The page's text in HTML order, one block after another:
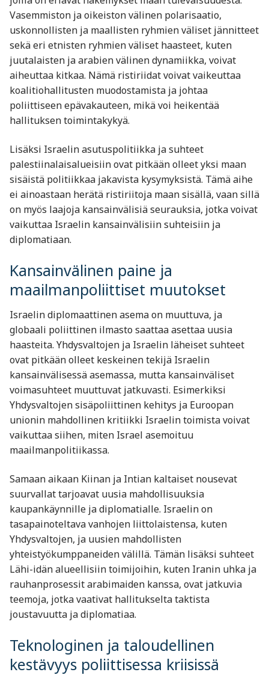
Vasemmiston ja oikeiston välinen polarisaatio,
uskonnollisten ja maallisten ryhmien väliset jännitteet
sekä eri etnisten ryhmien väliset haasteet, kuten
juutalaisten ja arabien välinen dynamiikka, voivat
aiheuttaa kitkaa. Nämä ristiriidat voivat vaikeuttaa
koalitiohallitusten muodostamista ja johtaa
poliittiseen epävakauteen, mikä voi heikentää
hallituksen toimintakykyä.
Lisäksi Israelin asutuspolitiikka ja suhteet
palestiinalaisalueisiin ovat pitkään olleet yksi maan
sisäistä politiikkaa jakavista kysymyksistä. Tämä aihe
ei ainoastaan herätä ristiriitoja maan sisällä, vaan sillä
on myös laajoja kansainvälisiä seurauksia, jotka voivat
vaikuttaa Israelin kansainvälisiin suhteisiin ja
diplomatiaan.
Kansainvälinen paine ja
maailmanpoliittiset muutokset
Israelin diplomaattinen asema on muuttuva, ja
globaali poliittinen ilmasto saattaa asettaa uusia
haasteita. Yhdysvaltojen ja Israelin läheiset suhteet
ovat pitkään olleet keskeinen tekijä Israelin
kansainvälisessä asemassa, mutta kansainväliset
voimasuhteet muuttuvat jatkuvasti. Esimerkiksi
Yhdysvaltojen sisäpoliittinen kehitys ja Euroopan
unionin mahdollinen kritiikki Israelin toimista voivat
vaikuttaa siihen, miten Israel asemoituu
maailmanpolitiikassa.
Samaan aikaan Kiinan ja Intian kaltaiset nousevat
suurvallat tarjoavat uusia mahdollisuuksia
kaupankäynnille ja diplomatialle. Israelin on
tasapainoteltava vanhojen liittolaistensa, kuten
Yhdysvaltojen, ja uusien mahdollisten
yhteistyökumppaneiden välillä. Tämän lisäksi suhteet
Lähi-idän alueellisiin toimijoihin, kuten Iranin uhka ja
rauhanprosessit arabimaiden kanssa, ovat jatkuvia
teemoja, jotka vaativat hallitukselta taktista
joustavuutta ja diplomatiaa.
Teknologinen ja taloudellinen
kestävyys poliittisessa kriisissä